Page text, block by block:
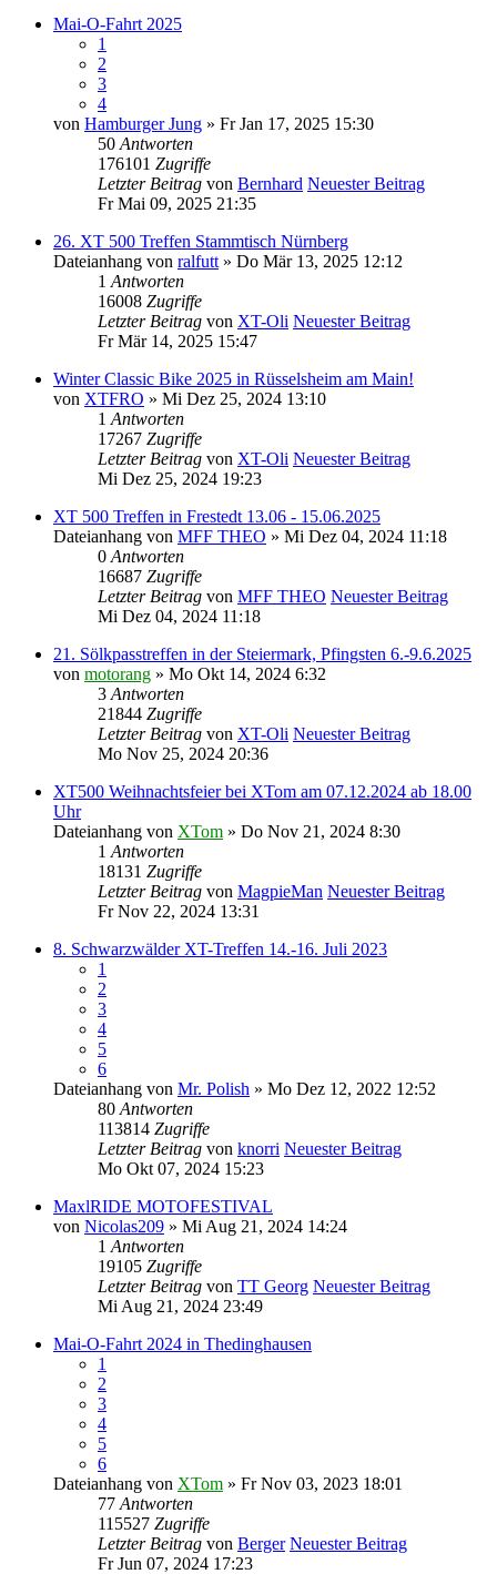
Mai-O-Fahrt 2025
1
2
3
4
von Hamburger Jung » Fr Jan 17, 2025 15:30
50 Antworten
176101 Zugriffe
Letzter Beitrag von Bernhard Neuester Beitrag
Fr Mai 09, 2025 21:35
26. XT 500 Treffen Stammtisch Nürnberg
Dateianhang von ralfutt » Do Mär 13, 2025 12:12
1 Antworten
16008 Zugriffe
Letzter Beitrag von XT-Oli Neuester Beitrag
Fr Mär 14, 2025 15:47
Winter Classic Bike 2025 in Rüsselsheim am Main!
von XTFRO » Mi Dez 25, 2024 13:10
1 Antworten
17267 Zugriffe
Letzter Beitrag von XT-Oli Neuester Beitrag
Mi Dez 25, 2024 19:23
XT 500 Treffen in Frestedt 13.06 - 15.06.2025
Dateianhang von MFF THEO » Mi Dez 04, 2024 11:18
0 Antworten
16687 Zugriffe
Letzter Beitrag von MFF THEO Neuester Beitrag
Mi Dez 04, 2024 11:18
21. Sölkpasstreffen in der Steiermark, Pfingsten 6.-9.6.2025
von motorang » Mo Okt 14, 2024 6:32
3 Antworten
21844 Zugriffe
Letzter Beitrag von XT-Oli Neuester Beitrag
Mo Nov 25, 2024 20:36
XT500 Weihnachtsfeier bei XTom am 07.12.2024 ab 18.00
Uhr
Dateianhang von XTom » Do Nov 21, 2024 8:30
1 Antworten
18131 Zugriffe
Letzter Beitrag von MagpieMan Neuester Beitrag
Fr Nov 22, 2024 13:31
8. Schwarzwälder XT-Treffen 14.-16. Juli 2023
1
2
3
4
5
6
Dateianhang von Mr. Polish » Mo Dez 12, 2022 12:52
80 Antworten
113814 Zugriffe
Letzter Beitrag von knorri Neuester Beitrag
Mo Okt 07, 2024 15:23
MaxlRIDE MOTOFESTIVAL
von Nicolas209 » Mi Aug 21, 2024 14:24
1 Antworten
19105 Zugriffe
Letzter Beitrag von TT Georg Neuester Beitrag
Mi Aug 21, 2024 23:49
Mai-O-Fahrt 2024 in Thedinghausen
1
2
3
4
5
6
Dateianhang von XTom » Fr Nov 03, 2023 18:01
77 Antworten
115527 Zugriffe
Letzter Beitrag von Berger Neuester Beitrag
Fr Jun 07, 2024 17:23